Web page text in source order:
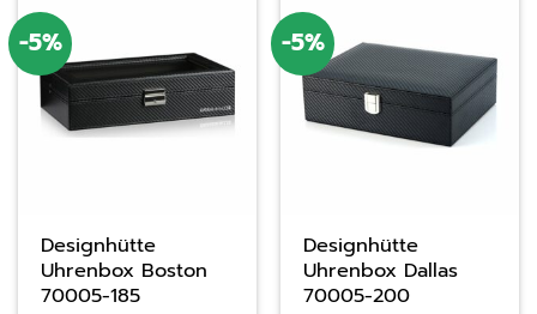
-5%
Designhütte
Uhrenbox Boston
70005-185
-5%
Designhütte
Uhrenbox Dallas
70005-200